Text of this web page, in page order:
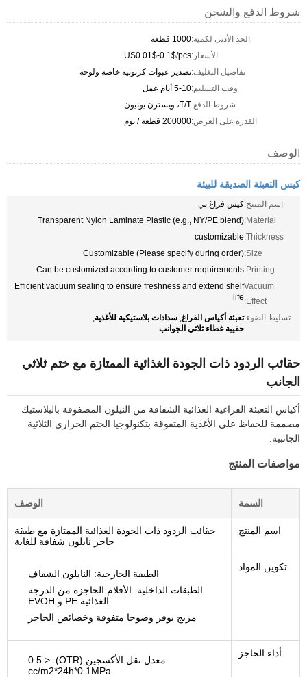
شروط الدفع والشحن
الحد الأدنى لكمية:1000 قطعة
الأسعار:US0.01$-0.1$/pcs
تفاصيل التغليف:تصدير عبوات كرتونية خاصة ولوحة
وقت التسليم:5-10 أيام عمل
شروط الدفع:T/T، ويسترن يونيون
القدرة على العرض:200000 قطعة / يوم
الوصف
كيس التعبئة الصديقة للبيئة
اسم المنتج:كيس فراغ بي
Material:
Transparent Nylon Laminate Plastic (e.g., NY/PE blend)
Thickness:
customizable
Size:
Customizable (Please specify during order)
Printing:
Can be customized according to customer requirements
Vacuum
Effect:
Efficient vacuum sealing to ensure freshness and extend shelf
life
تسليط الضوء:تعبئة أكياس الفراغ, سدادات بلاستيكية للأغذية,
حقيبة غطاء ثلاثي الجوانب
حقائب الردود ذات الجودة الغذائية الممتازة مع ختم ثلاثي
الجانب
أكياس التعبئة الفراغية الغذائية الشفافة من النيلون المصفوفة بالبلاستيك
مصممة للحفاظ على الأغذية المتفوقة بتكنولوجيا الختم الحراري الثلاثية
الجانبية.
مواصفات المنتج
السمة الوصف
اسم المنتج
حقائب الردود ذات الجودة الغذائية الممتازة مع طبقة
حاجز نايلون شفافة للغاية
تكوين المواد
الطبقة الخارجية: النايلون الشفاف
الطبقات الداخلية: الأفلام الحاجزة من الدرجة
الغذائية PE و EVOH
مزيج يوفر وضوحا متفوقة وخصائص الحاجز
أداء الحاجز
معدل نقل الأكسجين (OTR): < 0.5
cc/m2*24h*0.1MPa